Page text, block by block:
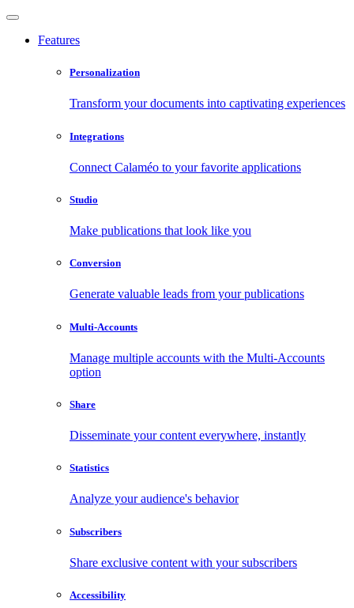
Features
Personalization
Transform your documents into captivating experiences
Integrations
Connect Calaméo to your favorite applications
Studio
Make publications that look like you
Conversion
Generate valuable leads from your publications
Multi-Accounts
Manage multiple accounts with the Multi-Accounts
option
Share
Disseminate your content everywhere, instantly
Statistics
Analyze your audience's behavior
Subscribers
Share exclusive content with your subscribers
Accessibility